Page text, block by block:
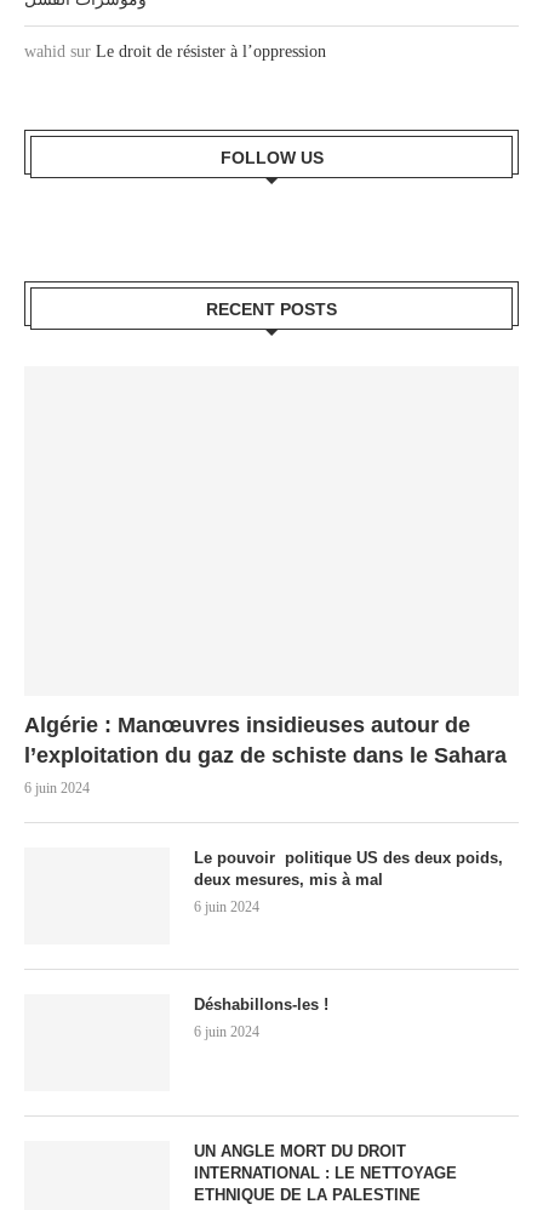
wahid sur Le droit de résister à l’oppression
FOLLOW US
RECENT POSTS
Algérie : Manœuvres insidieuses autour de
l’exploitation du gaz de schiste dans le Sahara
6 juin 2024
Le pouvoir politique US des deux poids,
deux mesures, mis à mal
6 juin 2024
Déshabillons-les !
6 juin 2024
UN ANGLE MORT DU DROIT
INTERNATIONAL : LE NETTOYAGE
ETHNIQUE DE LA PALESTINE